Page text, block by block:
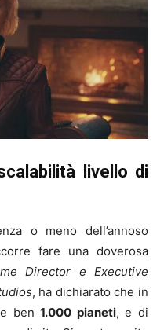
livello di
o meno dell’annoso
fare una doverosa
Director e Executive
, ha dichiarato che in
ben1.000 pianeti, e di